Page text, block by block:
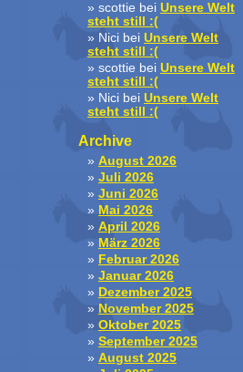
scottie bei Unsere Welt
steht still :(
Nici bei Unsere Welt
steht still :(
scottie bei Unsere Welt
steht still :(
Nici bei Unsere Welt
steht still :(
Archive
August 2026
Juli 2026
Juni 2026
Mai 2026
April 2026
März 2026
Februar 2026
Januar 2026
Dezember 2025
November 2025
Oktober 2025
September 2025
August 2025